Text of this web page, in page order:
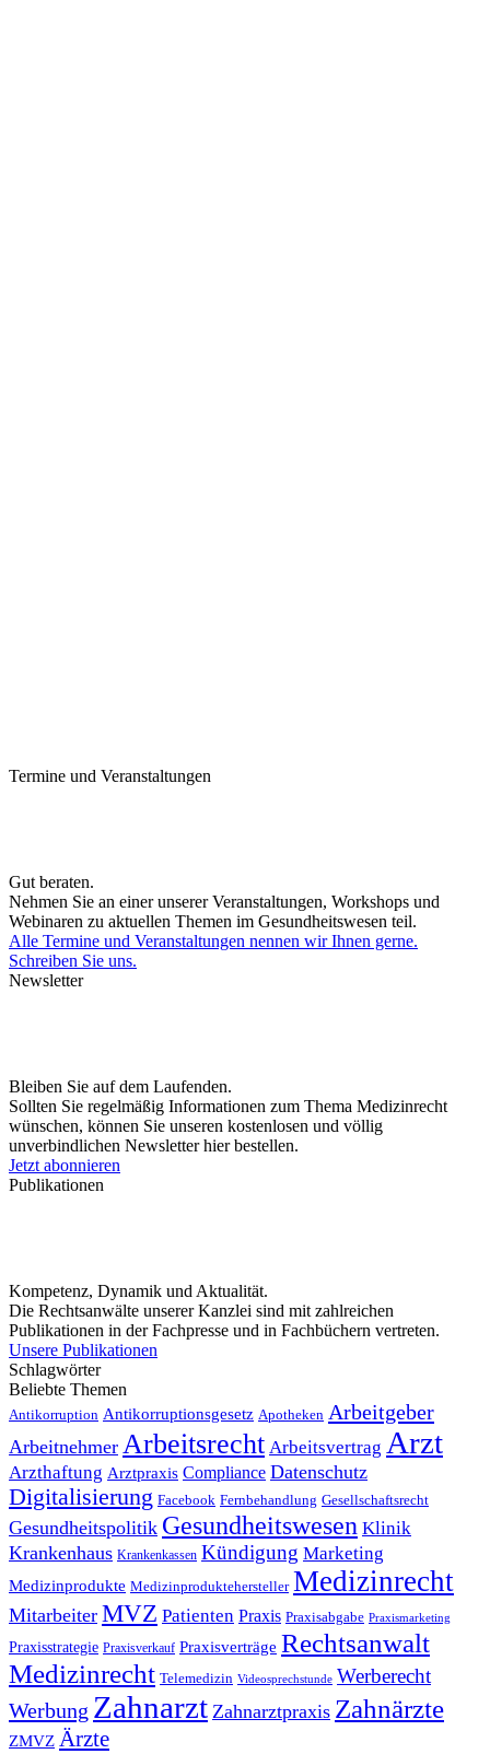
Termine und Veranstaltungen
Gut beraten.
Nehmen Sie an einer unserer Veranstaltungen, Workshops und
Webinaren zu aktuellen Themen im Gesundheitswesen teil.
Alle Termine und Veranstaltungen nennen wir Ihnen gerne.
Schreiben Sie uns.
Newsletter
Bleiben Sie auf dem Laufenden.
Sollten Sie regelmäßig Informationen zum Thema Medizinrecht
wünschen, können Sie unseren kostenlosen und völlig
unverbindlichen Newsletter hier bestellen.
Jetzt abonnieren
Publikationen
Kompetenz, Dynamik und Aktualität.
Die Rechtsanwälte unserer Kanzlei sind mit zahlreichen
Publikationen in der Fachpresse und in Fachbüchern vertreten.
Unsere Publikationen
Schlagwörter
Beliebte Themen
Antikorruption Antikorruptionsgesetz Apotheken Arbeitgeber
Arbeitnehmer Arbeitsrecht Arbeitsvertrag Arzt
Arzthaftung Arztpraxis Compliance Datenschutz
Digitalisierung Facebook Fernbehandlung Gesellschaftsrecht
Gesundheitspolitik Gesundheitswesen Klinik
Krankenhaus Krankenkassen Kündigung Marketing
Medizinprodukte Medizinproduktehersteller Medizinrecht
Mitarbeiter MVZ Patienten Praxis Praxisabgabe Praxismarketing
Praxisstrategie Praxisverkauf Praxisverträge Rechtsanwalt
Medizinrecht Telemedizin Videosprechstunde Werberecht
Werbung Zahnarzt Zahnarztpraxis Zahnärzte
ZMVZ Ärzte